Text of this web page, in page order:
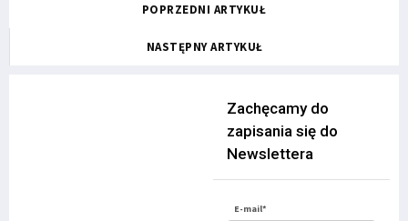
POPRZEDNI ARTYKUŁ
NASTĘPNY ARTYKUŁ
Zachęcamy do
zapisania się do
Newslettera
E-mail*